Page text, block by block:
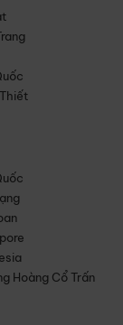
Hoàng Cổ Trấn